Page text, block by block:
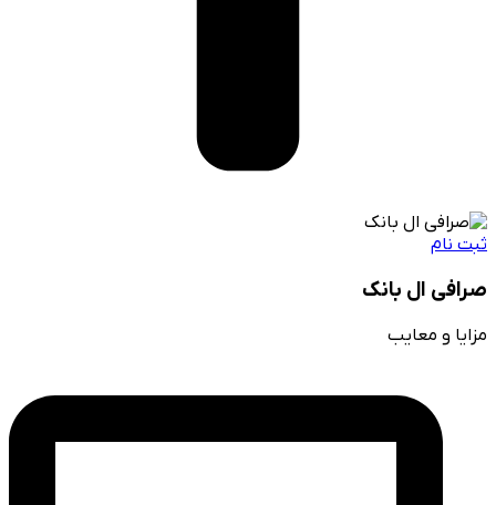
ثبت نام
صرافی ال بانک
مزایا و معایب